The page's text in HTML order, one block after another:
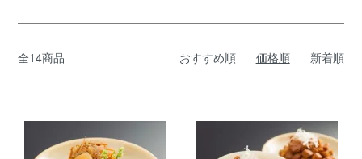
全14商品 おすすめ順 価格順 新着順